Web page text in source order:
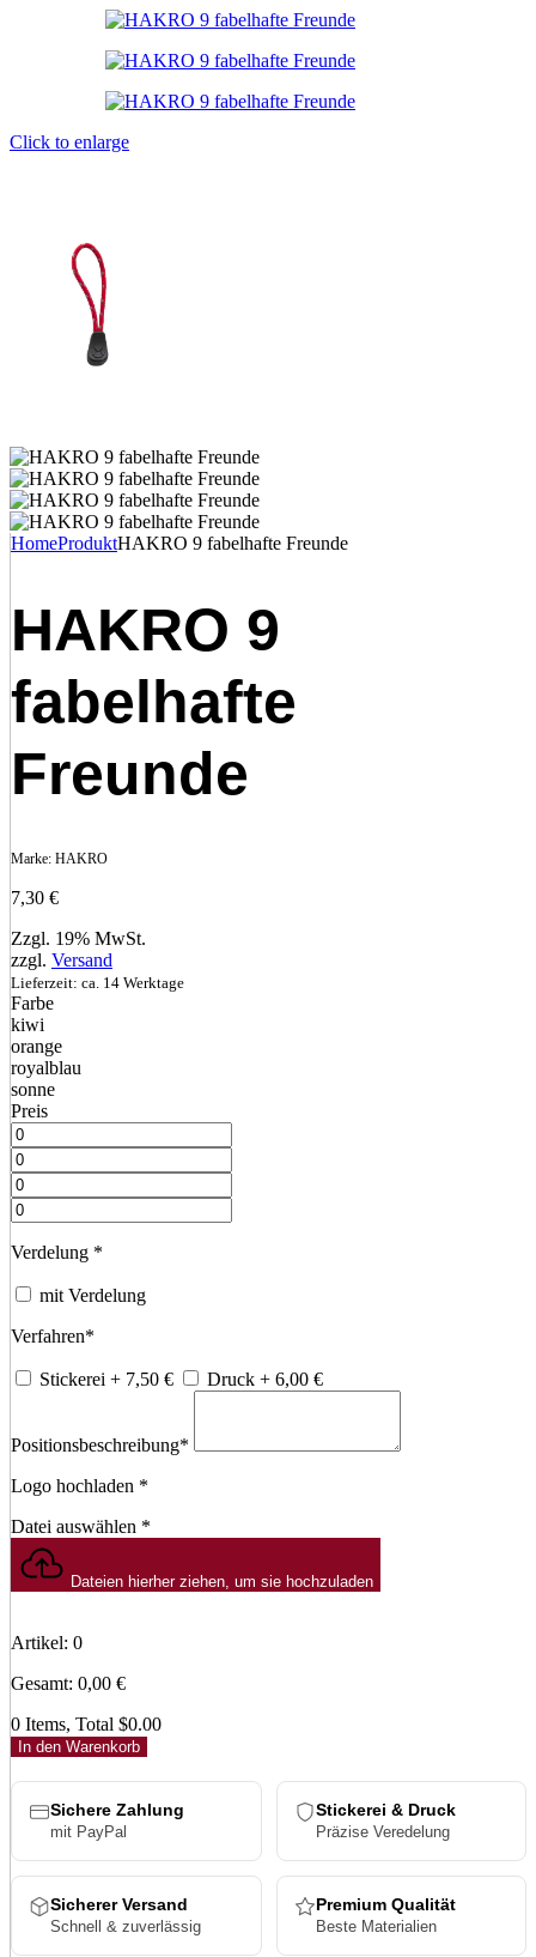
Click to enlarge
HomeProduktHAKRO 9 fabelhafte Freunde
HAKRO 9
fabelhafte
Freunde
Marke: HAKRO
7,30 €
Zzgl. 19% MwSt.
zzgl. Versand
Lieferzeit: ca. 14 Werktage
Farbe
kiwi
orange
royalblau
sonne
Preis
Verdelung *
mit Verdelung
Verfahren*
Stickerei + 7,50 € Druck + 6,00 €
Positionsbeschreibung*
Logo hochladen *
Datei auswählen *
Dateien hierher ziehen, um sie hochzuladen
Artikel: 0
Gesamt: 0,00 €
0 Items, Total $0.00
In den Warenkorb
Sichere Zahlung
mit PayPal
Stickerei & Druck
Präzise Veredelung
Sicherer Versand
Schnell & zuverlässig
Premium Qualität
Beste Materialien